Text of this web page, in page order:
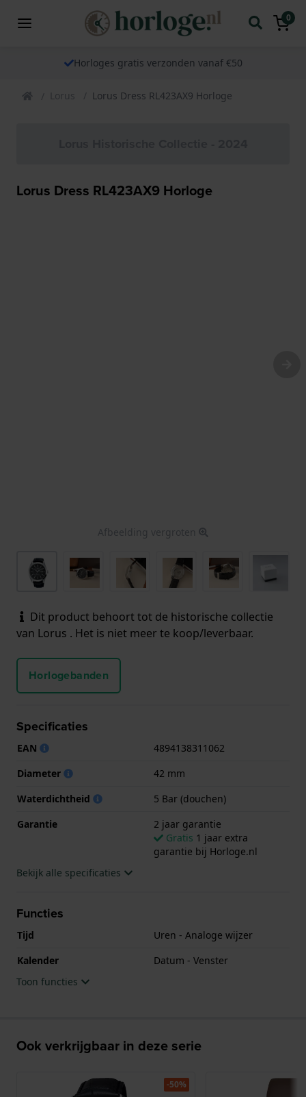
0
Horloges gratis verzonden vanaf €50
Lorus Lorus Dress RL423AX9 Horloge
Lorus Dress RL423AX9 Horloge
Afbeelding vergroten
Dit product behoort tot de historische collectie
van Lorus . Het is niet meer te koop/leverbaar.
Horlogebanden
Specificaties
EAN
4894138311062
Diameter
42 mm
Waterdichtheid
5 Bar (douchen)
Garantie
2 jaar garantie
Gratis 1 jaar extra
garantie bij Horloge.nl
Bekijk alle specificaties
Functies
Tijd
Uren - Analoge wijzer
Kalender
Datum - Venster
Toon functies
Ook verkrijgbaar in deze serie
-50%